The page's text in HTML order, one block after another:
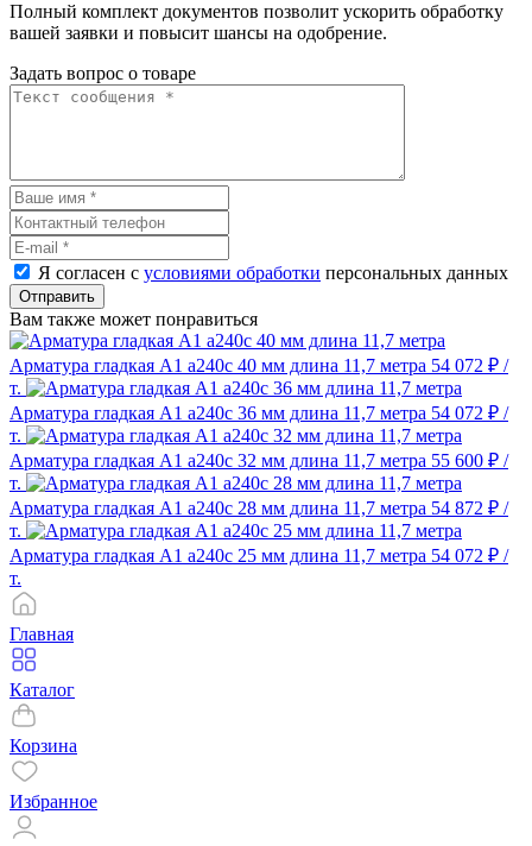
Полный комплект документов позволит ускорить обработку
вашей заявки и повысит шансы на одобрение.
Задать вопрос о товаре
Я согласен с условиями обработки персональных данных
Отправить
Вам также может понравиться
Арматура гладкая А1 а240с 40 мм длина 11,7 метра 54 072 ₽ /
т.
Арматура гладкая А1 а240с 36 мм длина 11,7 метра 54 072 ₽ /
т.
Арматура гладкая А1 а240с 32 мм длина 11,7 метра 55 600 ₽ /
т.
Арматура гладкая А1 а240с 28 мм длина 11,7 метра 54 872 ₽ /
т.
Арматура гладкая А1 а240с 25 мм длина 11,7 метра 54 072 ₽ /
т.
Главная
Каталог
Корзина
Избранное